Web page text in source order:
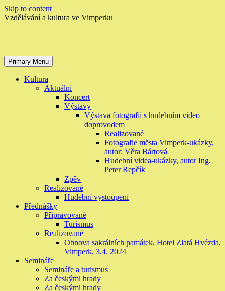
Skip to content
Vzdělávání a kultura ve Vimperku
Primary Menu
Kultura
Aktuální
Koncert
Výstavy
Výstava fotografii s hudebním video
doprovodem
Realizované
Fotografie města Vimperk-ukázky,
autor: Věra Bártová
Hudební videa-ukázky, autor Ing.
Peter Repčík
Zpěv
Realizované
Hudební vystoupení
Přednášky
Připravované
Turismus
Realizované
Obnova sakrálních památek, Hotel Zlatá Hvézda,
Vimperk, 3.4. 2024
Semináře
Semináře a turismus
Za českými hrady
Za českými hrady